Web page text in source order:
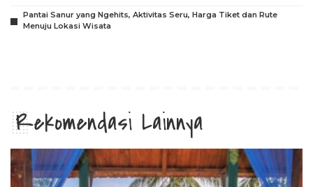
Pantai Sanur yang Ngehits, Aktivitas Seru, Harga Tiket dan Rute
Menuju Lokasi Wisata
Rekomendasi Lainnya